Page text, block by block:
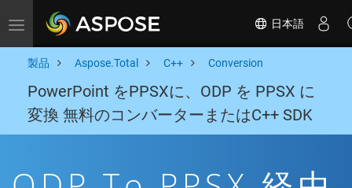
Toggle navigation 日本語
製品 Aspose.Total C++ Conversion
PowerPoint をPPSXに、ODP を PPSX に
変換 無料のコンバーターまたはC++ SDK